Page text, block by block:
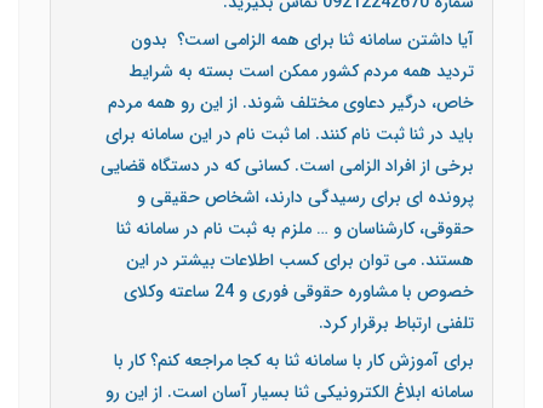
آیا داشتن سامانه ثنا برای همه الزامی است؟ بدون
تردید همه مردم کشور ممکن است بسته به شرایط
خاص، درگیر دعاوی مختلف شوند. از این رو همه مردم
باید در ثنا ثبت نام کنند. اما ثبت نام در این سامانه برای
برخی از افراد الزامی است. کسانی که در دستگاه قضایی
پرونده ای برای رسیدگی دارند، اشخاص حقیقی و
حقوقی، کارشناسان و … ملزم به ثبت نام در سامانه ثنا
هستند. می توان برای کسب اطلاعات بیشتر در این
خصوص با مشاوره حقوقی فوری و 24 ساعته وکلای
تلفنی ارتباط برقرار کرد.
برای آموزش کار با سامانه ثنا به کجا مراجعه کنم؟ کار با
سامانه ابلاغ الکترونیکی ثنا بسیار آسان است. از این رو